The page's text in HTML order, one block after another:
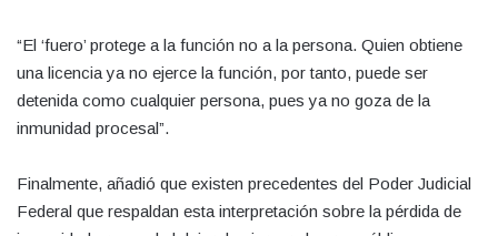
“El ‘fuero’ protege a la función no a la persona. Quien obtiene
una licencia ya no ejerce la función, por tanto, puede ser
detenida como cualquier persona, pues ya no goza de la
inmunidad procesal”.
Finalmente, añadió que existen precedentes del Poder Judicial
Federal que respaldan esta interpretación sobre la pérdida de